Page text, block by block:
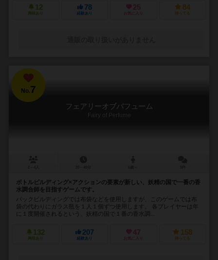
12
興味あり
78
経験あり
25
お気に入り
84
持ってる
No.7
フェアリーオブパフューム
Fairy of Perfume
ボトルピルディング×アクションの要素が新しい、妖精の国で一番の香
水調合師を目指すゲームです。
パックビルディングでは布袋などを使用しますが、このゲームでは布
袋の代わりにガラス瓶を１人１個ずつ使用します。 各プレイヤーは年
に１度開催されるという、妖精の国で１番の香水調...
132
興味あり
207
経験あり
47
お気に入り
158
持ってる